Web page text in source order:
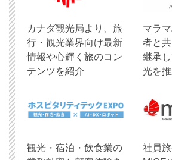
​カナダ観光局より、旅
行・観光業界向け最新
情報や心輝く旅のコン
テンツを紹介
マラ
者と
継承
光を
観光・宿泊・飲食業の
社員